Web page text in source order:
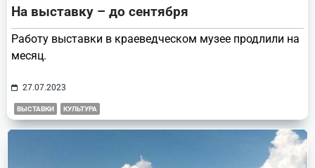
На выставку – до сентября
Работу выставки в краеведческом музее продлили на
месяц.
27.07.2023
ВЫСТАВКИ КУЛЬТУРА